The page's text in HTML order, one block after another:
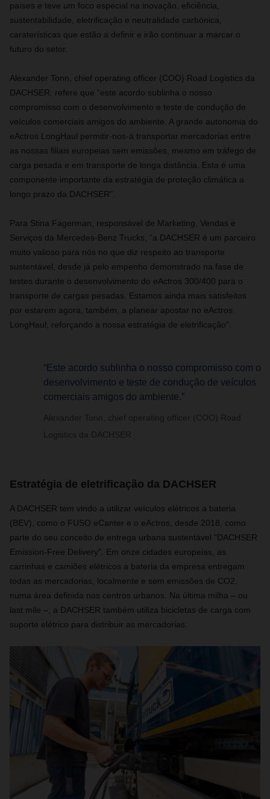
países e teve um foco especial na inovação, eficiência,
sustentabilidade, eletrificação e neutralidade carbónica,
caraterísticas que estão a definir e irão continuar a marcar o
futuro do setor.
Alexander Tonn, chief operating officer (COO) Road Logistics da
DACHSER, refere que “este acordo sublinha o nosso
compromisso com o desenvolvimento e teste de condução de
veículos comerciais amigos do ambiente. A grande autonomia do
eActros LongHaul permitir-nos-á transportar mercadorias entre
as nossas filiais europeias sem emissões, mesmo em tráfego de
carga pesada e em transporte de longa distância. Esta é uma
componente importante da estratégia de proteção climática a
longo prazo da DACHSER".
Para Stina Fagerman, responsável de Marketing, Vendas e
Serviços da Mercedes-Benz Trucks, “a DACHSER é um parceiro
muito valioso para nós no que diz respeito ao transporte
sustentável, desde já pelo empenho demonstrado na fase de
testes durante o desenvolvimento do eActros 300/400 para o
transporte de cargas pesadas. Estamos ainda mais satisfeitos
por estarem agora, também, a planear apostar no eActros
LongHaul, reforçando a nossa estratégia de eletrificação".
“Este acordo sublinha o nosso compromisso com o
desenvolvimento e teste de condução de veículos
comerciais amigos do ambiente.”
Alexander Tonn, chief operating officer (COO) Road
Logistics da DACHSER
Estratégia de eletrificação da DACHSER
A DACHSER tem vindo a utilizar veículos elétricos a bateria
(BEV), como o FUSO eCanter e o eActros, desde 2018, como
parte do seu conceito de entrega urbana sustentável "DACHSER
Emission-Free Delivery". Em onze cidades europeias, as
carrinhas e camiões elétricos a bateria da empresa entregam
todas as mercadorias, localmente e sem emissões de CO2,
numa área definida nos centros urbanos. Na última milha – ou
last mile –, a DACHSER também utiliza bicicletas de carga com
suporte elétrico para distribuir as mercadorias.